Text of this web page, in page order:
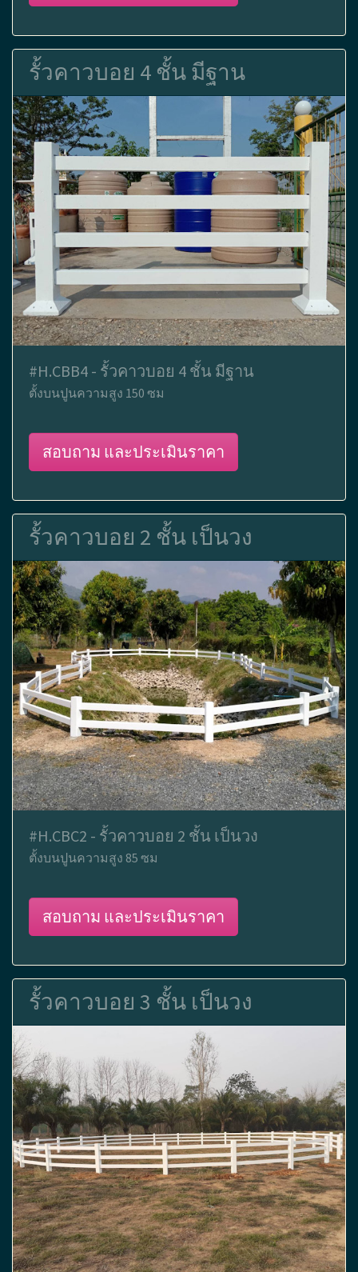
รั้วคาวบอย 4 ชั้น มีฐาน
#H.CBB4 - รั้วคาวบอย 4 ชั้น มีฐาน
ตั้งบนปูนความสูง 150 ซม
สอบถาม และประเมินราคา
รั้วคาวบอย 2 ชั้น เป็นวง
#H.CBC2 - รั้วคาวบอย 2 ชั้น เป็นวง
ตั้งบนปูนความสูง 85 ซม
สอบถาม และประเมินราคา
รั้วคาวบอย 3 ชั้น เป็นวง